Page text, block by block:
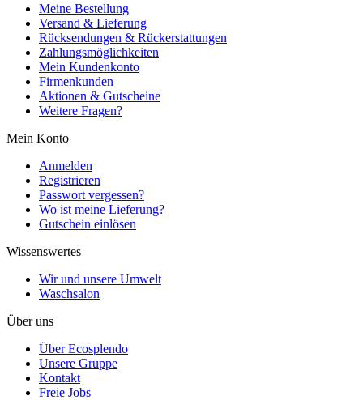
Meine Bestellung
Versand & Lieferung
Rücksendungen & Rückerstattungen
Zahlungsmöglichkeiten
Mein Kundenkonto
Firmenkunden
Aktionen & Gutscheine
Weitere Fragen?
Mein Konto
Anmelden
Registrieren
Passwort vergessen?
Wo ist meine Lieferung?
Gutschein einlösen
Wissenswertes
Wir und unsere Umwelt
Waschsalon
Über uns
Über Ecosplendo
Unsere Gruppe
Kontakt
Freie Jobs